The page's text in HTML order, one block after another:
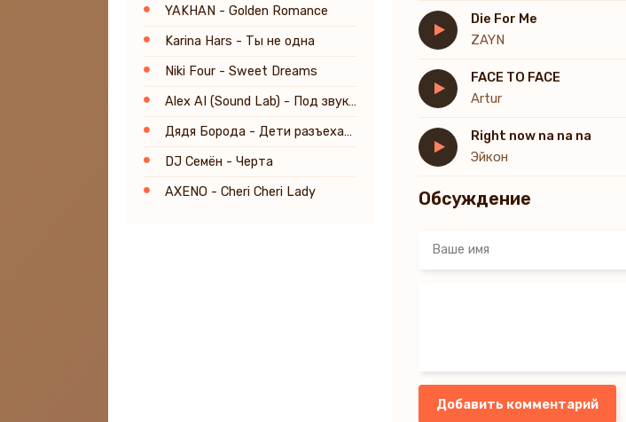
YAKHAN - Golden Romance
Karina Hars - Ты не одна
Niki Four - Sweet Dreams
Alex AI (Sound Lab) - Под звуки Sade
Дядя Борода - Дети разъехались
DJ Семён - Черта
AXENO - Cheri Cheri Lady
Die For Me
ZAYN
FACE TO FACE
Artur
Right now na na na
Эйкон
Обсуждение
Добавить комментарий